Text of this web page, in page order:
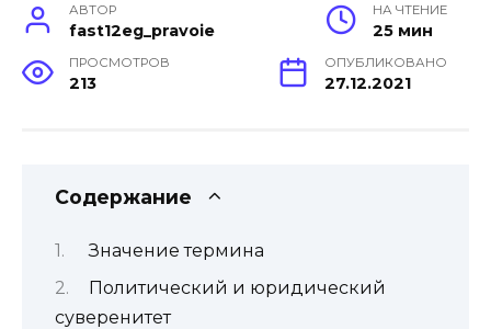
АВТОР
fast12eg_pravoie
НА ЧТЕНИЕ
25 мин
ПРОСМОТРОВ
213
ОПУБЛИКОВАНО
27.12.2021
Содержание
Значение термина
Политический и юридический
суверенитет